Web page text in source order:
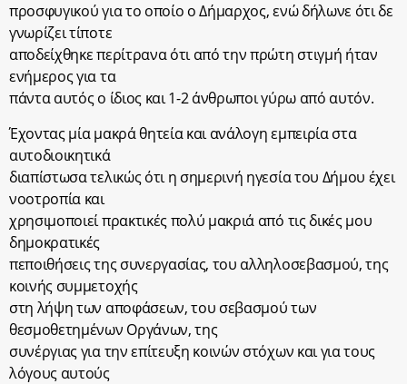
προσφυγικού για το οποίο ο Δήμαρχος, ενώ δήλωνε ότι δε
γνωρίζει τίποτε
αποδείχθηκε περίτρανα ότι από την πρώτη στιγμή ήταν
ενήμερος για τα
πάντα αυτός ο ίδιος και 1-2 άνθρωποι γύρω από αυτόν.
Έχοντας μία μακρά θητεία και ανάλογη εμπειρία στα
αυτοδιοικητικά
διαπίστωσα τελικώς ότι η σημερινή ηγεσία του Δήμου έχει
νοοτροπία και
χρησιμοποιεί πρακτικές πολύ μακριά από τις δικές μου
δημοκρατικές
πεποιθήσεις της συνεργασίας, του αλληλοσεβασμού, της
κοινής συμμετοχής
στη λήψη των αποφάσεων, του σεβασμού των
θεσμοθετημένων Οργάνων, της
συνέργιας για την επίτευξη κοινών στόχων και για τους
λόγους αυτούς